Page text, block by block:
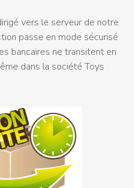
vers le serveur de notre
passe en mode sécurisé
bancaires ne transitent en
dans la société Toys